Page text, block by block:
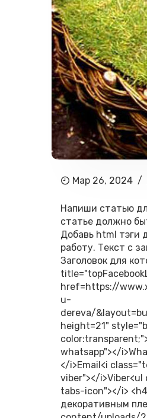
Мар 26, 2024 /
Напиши статью
статье должно
Добавь html тэги
работу. Текст с
Заголовок для
href=https://
u-
dereva/
height=21"
whatsapp"></
</i>Email<i
viber"></
tabs-icon"></i>
декоративным